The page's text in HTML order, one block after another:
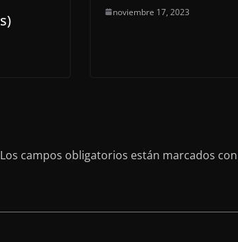
noviembre 17, 2023
Los campos obligatorios están marcados con